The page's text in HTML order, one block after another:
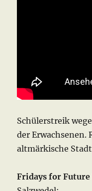
Schülerstreik
der Erwachsenen.
altmärkische
Fridays for Future